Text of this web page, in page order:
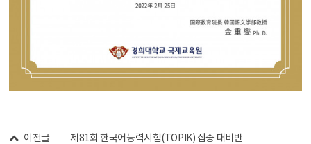
이전글 제81회 한국어능력시험(TOPIK) 집중 대비반